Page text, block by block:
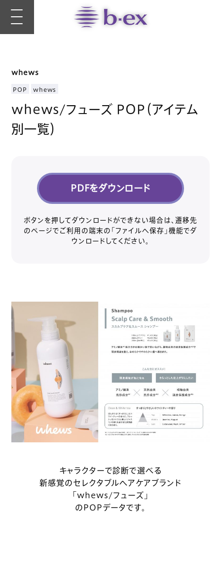
whews
POP whews
whews/フューズ POP（アイテム
別一覧）
PDFをダウンロード
ボタンを押してダウンロードができない場合は、遷移先
のページでご利用の端末の「ファイルへ保存」機能でダ
ウンロードしてください。
キャラクターで診断で選べる
新感覚のセレクタブルヘアケアブランド
「whews/フューズ」
のPOPデータです。